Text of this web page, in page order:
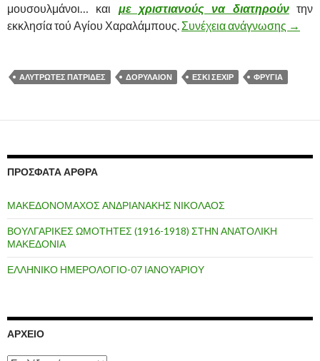
μουσουλμάνοι… και με χριστιανούς να διατηρούντην
εκκλησία τού Αγίου Χαραλάμπους. Συνέχεια ανάγνωσης →
ΑΛΥΤΡΩΤΕΣ ΠΑΤΡΙΔΕΣ ΔΟΡΥΛΑΙΟΝ ΕΣΚΙ ΣΕΧΙΡ ΦΡΥΓΙΑ
ΠΡΌΣΦΑΤΑ ΆΡΘΡΑ
ΜΑΚΕΔΟΝΟΜΑΧΟΣ ΑΝΔΡΙΑΝΑΚΗΣ ΝΙΚΟΛΑΟΣ
ΒΟΥΛΓΑΡΙΚΕΣ ΩΜΟΤΗΤΕΣ (1916-1918) ΣΤΗΝ ΑΝΑΤΟΛΙΚΗ
ΜΑΚΕΔΟΝΙΑ
ΕΛΛΗΝΙΚΟ ΗΜΕΡΟΛΟΓΙΟ-07 ΙΑΝΟΥΑΡΙΟΥ
ΑΡΧΕΊΟ